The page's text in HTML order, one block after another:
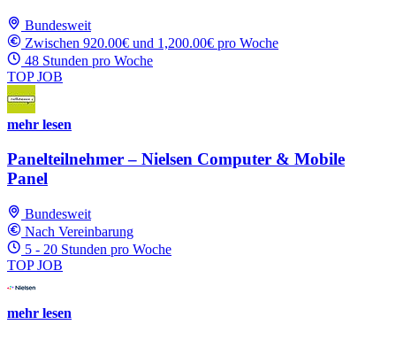
Bundesweit
Zwischen 920.00€ und 1,200.00€ pro Woche
48 Stunden pro Woche
TOP JOB
mehr lesen
Panelteilnehmer – Nielsen Computer & Mobile
Panel
Bundesweit
Nach Vereinbarung
5 - 20 Stunden pro Woche
TOP JOB
mehr lesen